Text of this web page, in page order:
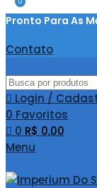
Pronto Para As
Contato
Login /
0 Favoritos
0 R$ 0,00
Menu